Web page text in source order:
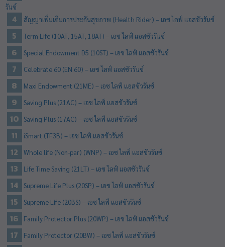
รันซ์
สัญญาเพิ่มเติมการประกันสุขภาพ (Health Rider) – เอซ ไลฟ์ แอสชัวรันซ์
Term Life (10AT, 15AT, 18AT) – เอซ ไลฟ์ แอสชัวรันซ์
Special Endowment D5 (10ST) – เอซ ไลฟ์ แอสชัวรันซ์
Celebrate 60 (EN 60) – เอซ ไลฟ์ แอสชัวรันซ์
Maxi Endowment (21ME) – เอซ ไลฟ์ แอสชัวรันซ์
Saving Plus (21AC) – เอซ ไลฟ์ แอสชัวรันซ์
Saving Plus (17AC) – เอซ ไลฟ์ แอสชัวรันซ์
iSmart (TF3B) – เอซ ไลฟ์ แอสชัวรันซ์
Whole life (Non-par) (WNP) – เอซ ไลฟ์ แอสชัวรันซ์
Life Time Saving (21LT) – เอซ ไลฟ์ แอสชัวรันซ์
Supreme Life Plus (20SP) – เอซ ไลฟ์ แอสชัวรันซ์
Supreme Life (20BS) – เอซ ไลฟ์ แอสชัวรันซ์
Family Protector Plus (20WP) – เอซ ไลฟ์ แอสชัวรันซ์
Family Protector (20BW) – เอซ ไลฟ์ แอสชัวรันซ์